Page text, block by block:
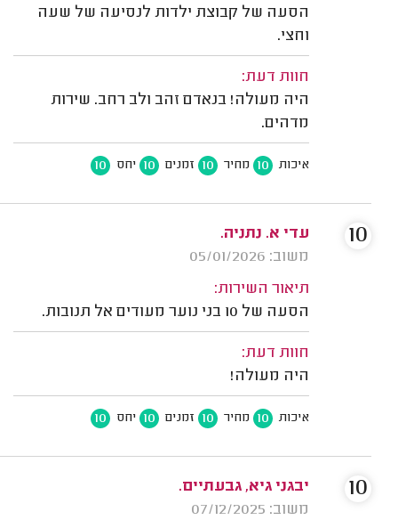
הסעה של קבוצת ילדות לנסיעה של שעה
וחצי.
חוות דעת:
היה מעולה! בנאדם זהב ולב רחב. שירות
מדהים.
איכות 10 מחיר 10 זמנים 10 יחס 10
עדי א. נתניה.
משוב: 05/01/2026
תיאור השירות:
הסעה של 10 בני נוער מעודים אל תנובות.
חוות דעת:
היה מעולה!
איכות 10 מחיר 10 זמנים 10 יחס 10
10
יבגני גיא, גבעתיים.
משוב: 07/12/2025
10